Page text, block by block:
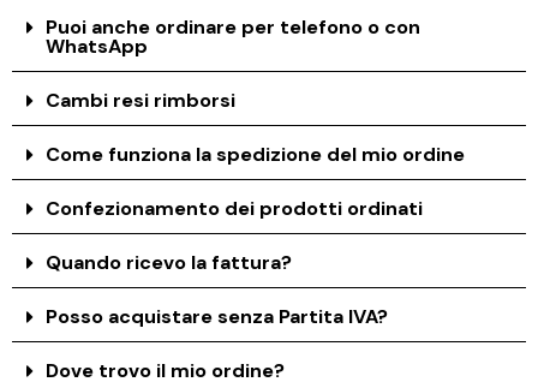
Puoi anche ordinare per telefono o con
WhatsApp
Cambi resi rimborsi
Come funziona la spedizione del mio ordine
Confezionamento dei prodotti ordinati
Quando ricevo la fattura?
Posso acquistare senza Partita IVA?
Dove trovo il mio ordine?